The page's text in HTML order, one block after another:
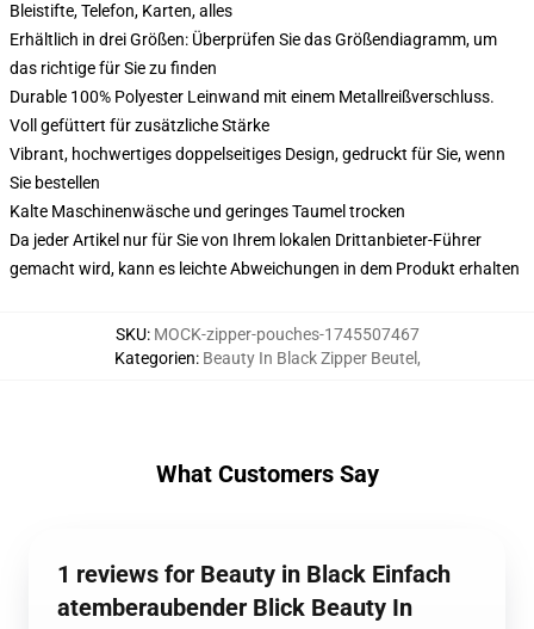
Bleistifte, Telefon, Karten, alles
Erhältlich in drei Größen: Überprüfen Sie das Größendiagramm, um
das richtige für Sie zu finden
Durable 100% Polyester Leinwand mit einem Metallreißverschluss.
Voll gefüttert für zusätzliche Stärke
Vibrant, hochwertiges doppelseitiges Design, gedruckt für Sie, wenn
Sie bestellen
Kalte Maschinenwäsche und geringes Taumel trocken
Da jeder Artikel nur für Sie von Ihrem lokalen Drittanbieter-Führer
gemacht wird, kann es leichte Abweichungen in dem Produkt erhalten
SKU: MOCK-zipper-pouches-1745507467
Kategorien: Beauty In Black Zipper Beutel ,
What Customers Say
1 reviews for Beauty in Black Einfach
atemberaubender Blick Beauty In